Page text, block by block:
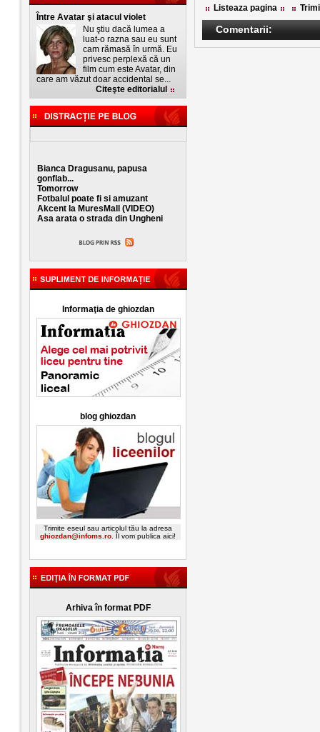
Între Avatar şi atacul violet
Nu ştiu dacă lumea a
luat-o razna sau eu sunt
cam rămasă în urmă. Eu
privesc perplexă că un
film cum este Avatar, din
care am văzut doar accidental se...
Citeşte editorialul
Bianca Dragusanu, papusa
gonflab...
Tomorrow
Fotbalul poate fi si amuzant
Akcent la MuresMall (VIDEO)
Asa arata o strada din Ungheni
Informaţia de ghiozdan
blog ghiozdan
Trimite eseul sau articolul tău la adresa
ghiozdan@infoms.ro . Îl vom publica aici!
Arhiva în format PDF
Listeaza pagina
Comentarii: